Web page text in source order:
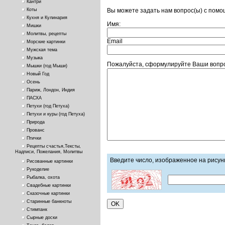
Кантри
Коты
Кухня и Кулинария
Мишки
Молитвы, рецепты
Морские картинки
Мужская тема
Музыка
Мышки (год Мыши)
Новый Год
Осень
Париж, Лондон, Индия
ПАСХА
Петухи (год Петуха)
Петухи и куры (год Петуха)
Природа
Прованс
Птички
Рецепты счастья,Тексты,
Надписи, Пожелания, Молитвы
Рисованные картинки
Рукоделие
Рыбалка, охота
Свадебные картинки
Сказочные картинки
Старинные банкноты
Стимпанк
Сырные доски
Вы можете задать нам вопрос(ы) с
Имя:
Email
Пожалуйста, сформулируйте Ваши
Введите число, изображенное на